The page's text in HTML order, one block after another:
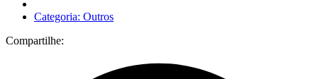
Categoria: Outros
Compartilhe: